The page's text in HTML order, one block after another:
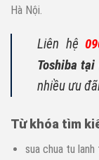
Hà Nội.
Liên hệ
Toshiba tại
nhiều ưu
Từ khóa tìm
sua chua tu lanh